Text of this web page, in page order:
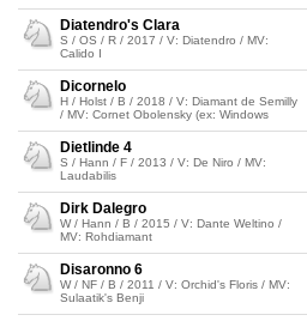
Diatendro's Clara
S / OS / R / 2017 / V: Diatendro / MV:
Calido I
Dicornelo
H / Holst / B / 2018 / V: Diamant de Semilly
/ MV: Cornet Obolensky (ex: Windows
Dietlinde 4
S / Hann / F / 2013 / V: De Niro / MV:
Laudabilis
Dirk Dalegro
W / Hann / B / 2015 / V: Dante Weltino /
MV: Rohdiamant
Disaronno 6
W / NF / B / 2011 / V: Orchid's Floris / MV:
Sulaatik's Benji